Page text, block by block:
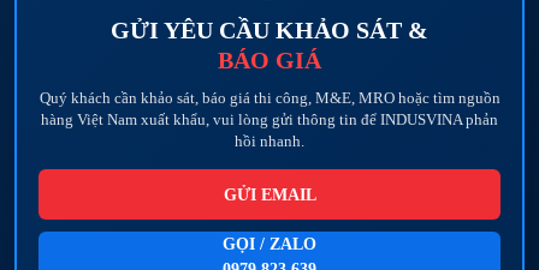
GỬI YÊU CẦU KHẢO SÁT &
BÁO GIÁ
Quý khách cần khảo sát, báo giá thi công, M&E, MRO hoặc tìm nguồn
hàng Việt Nam xuất khẩu, vui lòng gửi thông tin để INDUSVINA phản
hồi nhanh.
GỬI EMAIL
GỌI / ZALO